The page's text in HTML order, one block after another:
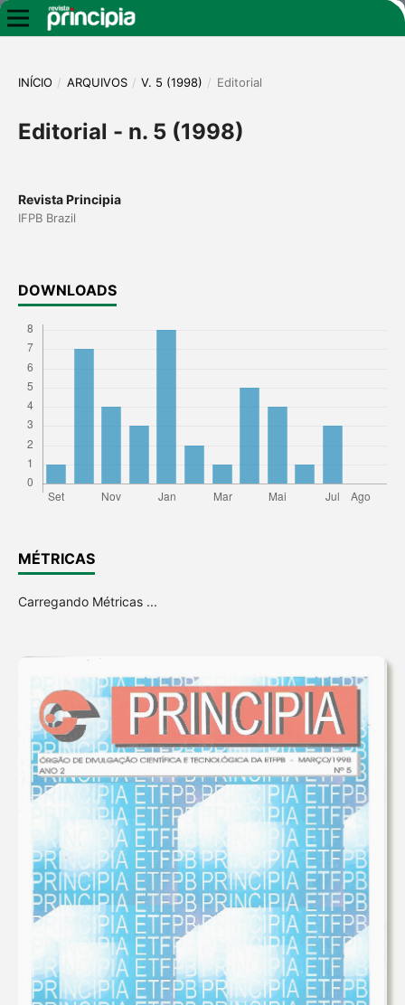
INÍCIO / ARQUIVOS / V. 5 (1998) / Editorial
Editorial - n. 5 (1998)
Revista Principia
IFPB Brazil
DOWNLOADS
MÉTRICAS
Carregando Métricas ...